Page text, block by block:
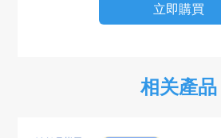
立即購買
相关產品